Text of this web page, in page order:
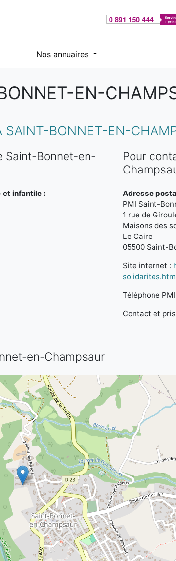
Nos annuaires
EN-
SAINT-BONNET-EN-
Saint-Bonnet-en-
et infantile :
Pour
Adresse
PMI Saint-
1 rue de
Maisons des
Le Caire
05500 Saint-
Site internet :
solidarites.htm
Téléphone
Contact et
en-Champsaur